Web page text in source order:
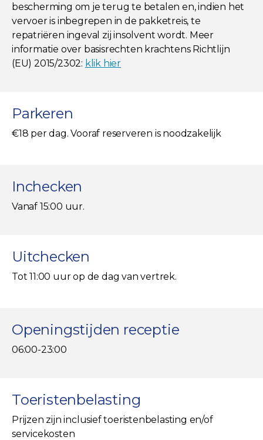
bescherming om je terug te betalen en, indien het
vervoer is inbegrepen in de pakketreis, te
repatriëren ingeval zij insolvent wordt. Meer
informatie over basisrechten krachtens Richtlijn
(EU) 2015/2302: klik hier
Parkeren
€18 per dag. Vooraf reserveren is noodzakelijk
Inchecken
Vanaf 15:00 uur.
Uitchecken
Tot 11:00 uur op de dag van vertrek.
Openingstijden receptie
06:00-23:00
Toeristenbelasting
Prijzen zijn inclusief toeristenbelasting en/of
servicekosten